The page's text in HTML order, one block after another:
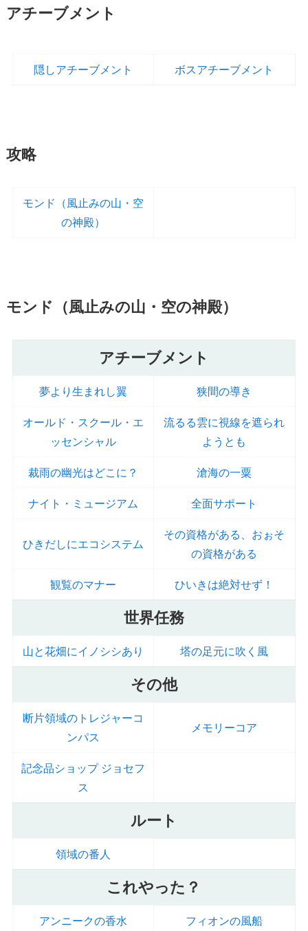
アチーブメント
隠しアチーブメント ボスアチーブメント
攻略
モンド（風止みの山・空
の神殿）
モンド（風止みの山・空の神殿）
アチーブメント
夢より生まれし翼 狭間の導き
オールド・スクール・エ
ッセンシャル
流るる雲に視線を遮られ
ようとも
裁雨の幽光はどこに？ 滄海の一粟
ナイト・ミュージアム 全面サポート
ひきだしにエコシステム
その資格がある、おぉそ
の資格がある
観覧のマナー ひいきは絶対せず！
世界任務
山と花畑にイノシシあり 塔の足元に吹く風
その他
断片領域のトレジャーコ
ンパス
メモリーコア
記念品ショップ ジョセフ
ス
ルート
領域の番人
これやった？
アンニークの香水 フィオンの風船